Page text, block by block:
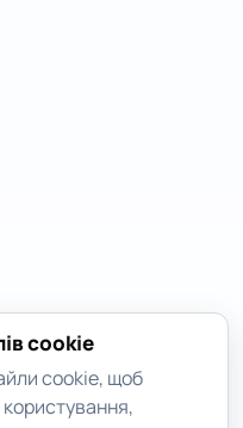
cookie
cookie, щоб